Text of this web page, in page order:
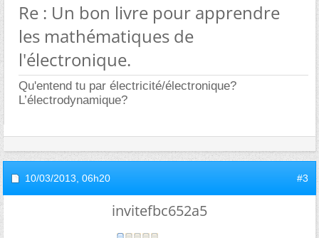
Re : Un bon livre pour apprendre
les mathématiques de
l'électronique.
Qu'entend tu par électricité/électronique?
L’électrodynamique?
10/03/2013, 06h20 #3
invitefbc652a5